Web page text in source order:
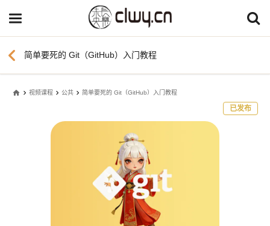
chevron_left 简单要死的 Git（GitHub）入门教程
home 视频课程 公共 简单要死的 Git（GitHub）入门教程
已发布